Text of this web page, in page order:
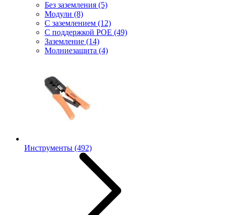
Без заземления (5)
Модули (8)
С заземлением (12)
С поддержкой POE (49)
Заземление (14)
Молниезащита (4)
Инструменты (492)